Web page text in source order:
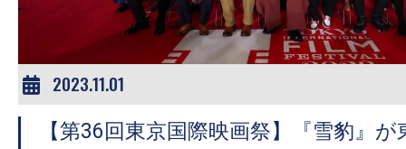
2023.11.01
【第36回東京国際映画祭】『雪豹』